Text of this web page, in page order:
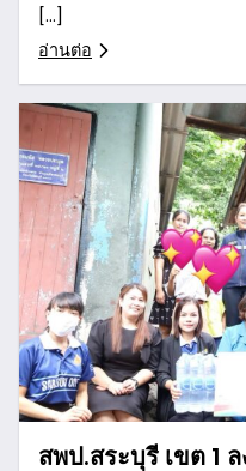
[…]
อ่านต่อ
สพป.สระบุรี เขต 1